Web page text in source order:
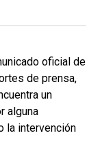
oficial de
de prensa,
un
alguna
la intervención